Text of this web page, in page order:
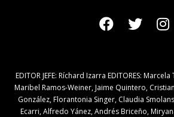
EDITOR JEFE: Ríchard Izarra EDITORES:
Maribel Ramos-Weiner, Jaime Quintero,
González, Florantonia Singer, Claudia
Ecarri, Alfredo Yánez, Andrés Briceño,